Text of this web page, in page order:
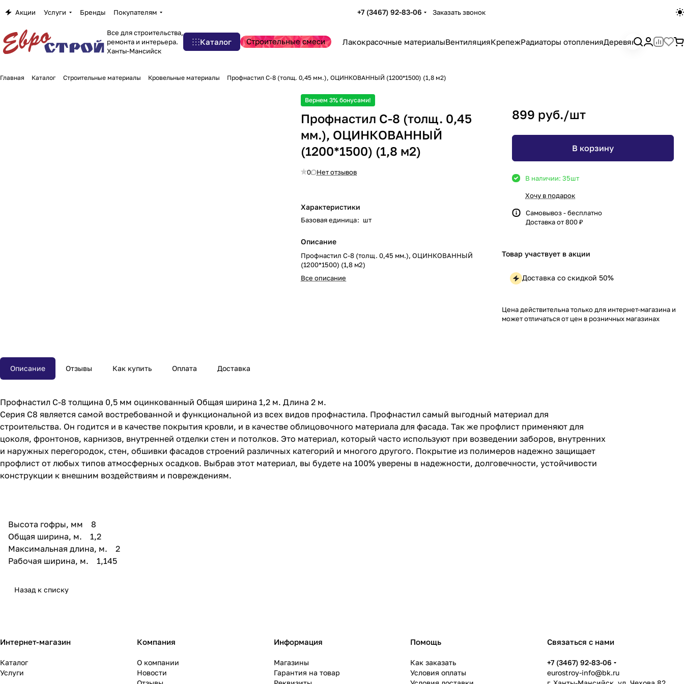
Акции Услуги Бренды Покупателям +7 (3467) 92-83-06 Заказать звонок
Все для строительства,
ремонта и интерьера.
Ханты-Мансийск
Каталог Строительные смеси Лакокрасочные материалыВентиляцияКрепежРадиаторы отопленияДеревянный
Главная Каталог Строительные материалы Кровельные материалы Профнастил С-8 (толщ. 0,45 мм.), ОЦИНКОВАННЫЙ (1200*1500) (1,8 м2)
Вернем 3% бонусами!
Профнастил С-8 (толщ. 0,45
мм.), ОЦИНКОВАННЫЙ
(1200*1500) (1,8 м2)
0 Нет отзывов
Характеристики
Базовая единица: шт
Описание
Профнастил С-8 (толщ. 0,45 мм.), ОЦИНКОВАННЫЙ
(1200*1500) (1,8 м2)
Все описание
899 руб./шт
В корзину
В наличии: 35шт
Хочу в подарок
Самовывоз - бесплатно
Доставка от 800 ₽
Товар участвует в акции
Доставка со скидкой 50%
Цена действительна только для интернет-магазина и
может отличаться от цен в розничных магазинах
Описание Отзывы Как купить Оплата Доставка
Профнастил С-8 толщина 0,5 мм оцинкованный Общая ширина 1,2 м. Длина 2 м.
Серия С8 является самой востребованной и функциональной из всех видов профнастила. Профнастил самый выгодный материал для
строительства. Он годится и в качестве покрытия кровли, и в качестве облицовочного материала для фасада. Так же профлист применяют для
цоколя, фронтонов, карнизов, внутренней отделки стен и потолков. Это материал, который часто используют при возведении заборов, внутренних
и наружных перегородок, стен, обшивки фасадов строений различных категорий и многого другого. Покрытие из полимеров надежно защищает
профлист от любых типов атмосферных осадков. Выбрав этот материал, вы будете на 100% уверены в надежности, долговечности, устойчивости
конструкции к внешним воздействиям и повреждениям.
Высота гофры, мм 8
Общая ширина, м. 1,2
Максимальная длина, м. 2
Рабочая ширина, м. 1,145
Назад к списку
Интернет-магазин
Каталог
Услуги
Компания
О компании
Новости
Информация
Магазины
Гарантия на товар
Помощь
Как заказать
Условия оплаты
Связаться с нами
+7 (3467) 92-83-06
eurostroy-info@bk.ru